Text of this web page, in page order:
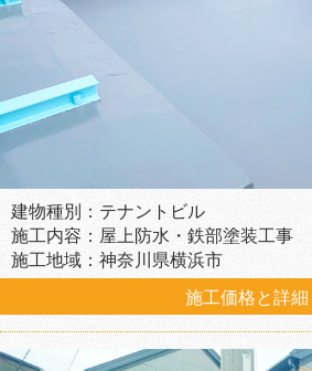
建物種別：テナントビル
施工内容：屋上防水・鉄部塗装工事
施工地域：神奈川県横浜市
施工価格と詳細